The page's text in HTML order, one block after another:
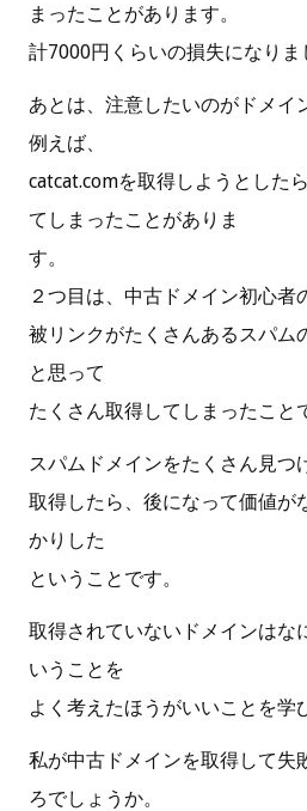
まったことがあります。
計7000円くらいの損失になりま
あとは、注意したいのがドメイ
例えば、
catcat.comを取得しようとした
てしまったことがありま
す。
２つ目は、中古ドメイン初心者
被リンクがたくさんあるスパム
と思って
たくさん取得してしまったこと
スパムドメインをたくさん見つ
取得したら、後になって価値が
かりした
ということです。
取得されていないドメインはな
いうことを
よく考えたほうがいいことを学
私が中古ドメインを取得して失
ろでしょうか。